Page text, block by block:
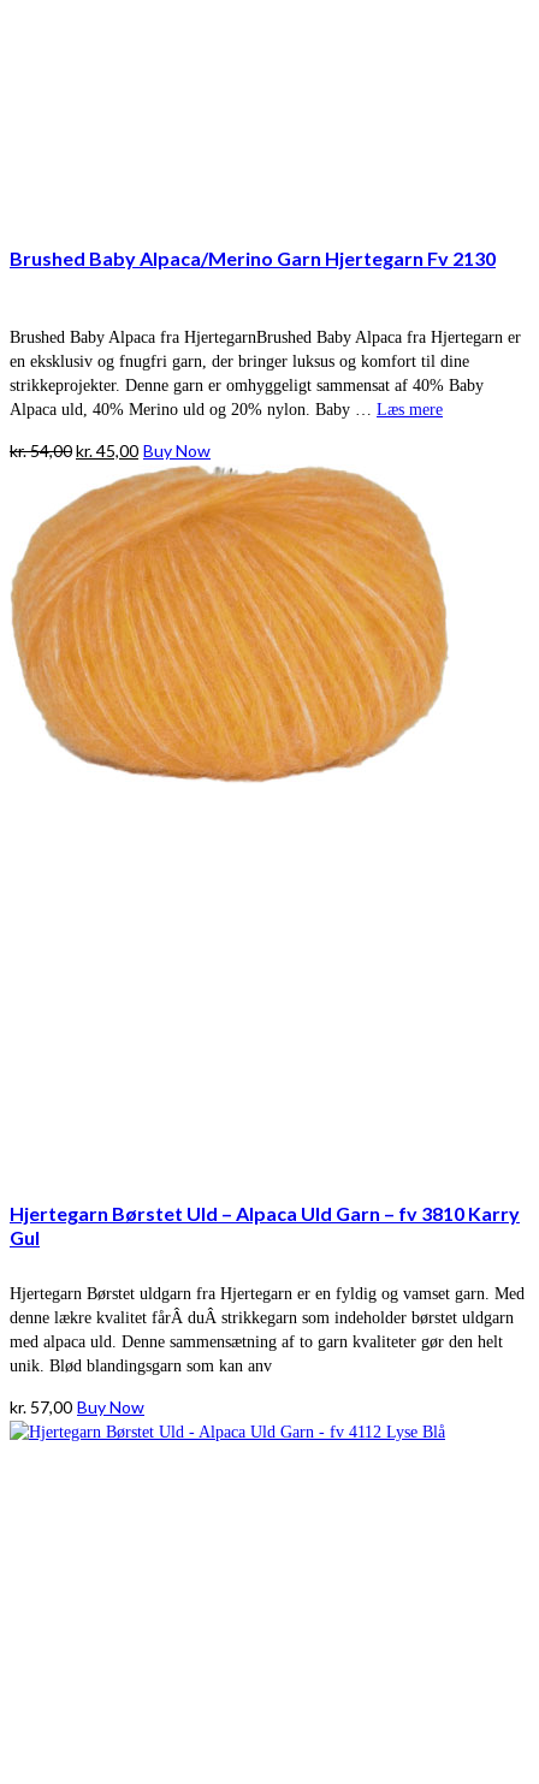
Brushed Baby Alpaca/Merino Garn Hjertegarn Fv 2130
Brushed Baby Alpaca fra HjertegarnBrushed Baby Alpaca fra Hjertegarn er
en eksklusiv og fnugfri garn, der bringer luksus og komfort til dine
strikkeprojekter. Denne garn er omhyggeligt sammensat af 40% Baby
Alpaca uld, 40% Merino uld og 20% nylon. Baby … Læs mere
kr.54,00Den
oprindelige
pris
var:
kr. 54,00.
kr.45,00Den
aktuelle
pris
er:
kr. 45,00.
Buy Now
Hjertegarn Børstet Uld – Alpaca Uld Garn – fv 3810 Karry
Gul
Hjertegarn Børstet uldgarn fra Hjertegarn er en fyldig og vamset garn. Med
denne lækre kvalitet fårÂ duÂ strikkegarn som indeholder børstet uldgarn
med alpaca uld. Denne sammensætning af to garn kvaliteter gør den helt
unik. Blød blandingsgarn som kan anv
kr. 57,00 Buy Now